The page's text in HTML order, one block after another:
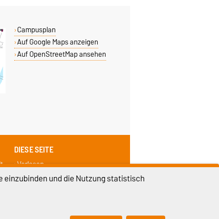
Campusplan
Auf Google Maps anzeigen
Auf OpenStreetMap ansehen
DIESE SEITE
Vorlesen
Drucken
und die Nutzung statistisch